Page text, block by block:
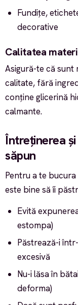
Fundițe,
decorative
Calitatea
Asigură-te că sunt
calitate, fără
conține glicerină
calmante.
Întreținerea
săpun
Pentru a te
este bine să îi
Evită
estompa)
Păstrează-i
excesivă
Nu-i lăsa în
deforma)